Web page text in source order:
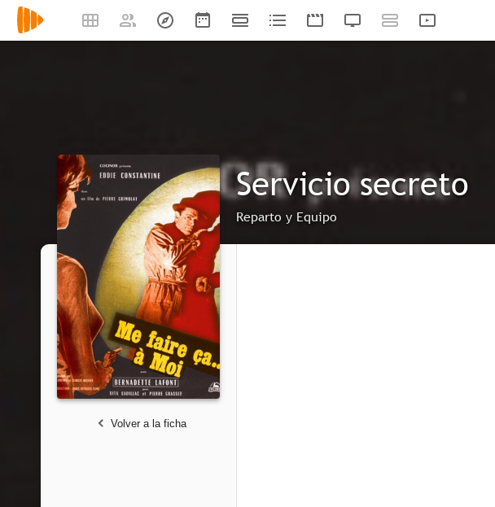
Servicio secreto
Reparto y Equipo
Volver a la ficha